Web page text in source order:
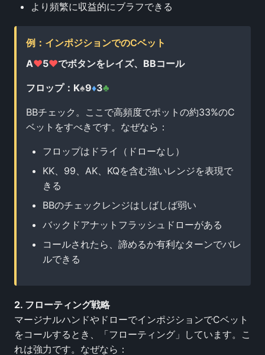
より頻繁に収益的にブラフできる
例：インポジションでのCベット
A♥5♥でボタンをレイズ、BBコール
フロップ：K♠9♦3♣
BBチェック。ここで高頻度でポットの約33%のC
ベットをすべきです。なぜなら：
フロップはドライ（ドローなし）
KK、99、AK、KQを含む強いレンジを表現で
きる
BBのチェックレンジはしばしば弱い
バックドアナットフラッシュドローがある
コールされたら、諦めるか有利なターンでバレ
ルできる
2. フローティング戦略
マージナルハンドやドローでインポジションでCベット
をコールするとき、「フローティング」しています。こ
れは強力です。なぜなら：